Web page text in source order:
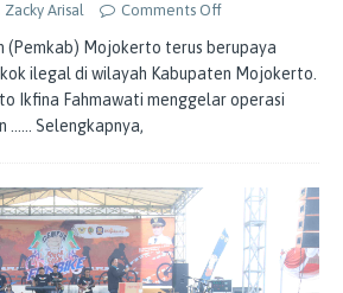
Zacky Arisal Comments Off
(Pemkab) Mojokerto terus berupaya
ilegal di wilayah Kabupaten Mojokerto.
Ikfina Fahmawati menggelar operasi
…… Selengkapnya,